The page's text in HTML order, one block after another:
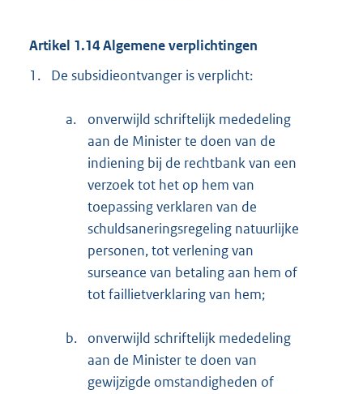
Artikel 1.14 Algemene verplichtingen
1.
De subsidieontvanger is verplicht:
a.
onverwijld schriftelijk mededeling
aan de Minister te doen van de
indiening bij de rechtbank van een
verzoek tot het op hem van
toepassing verklaren van de
schuldsaneringsregeling natuurlijke
personen, tot verlening van
surseance van betaling aan hem of
tot faillietverklaring van hem;
b.
onverwijld schriftelijk mededeling
aan de Minister te doen van
gewijzigde omstandigheden of